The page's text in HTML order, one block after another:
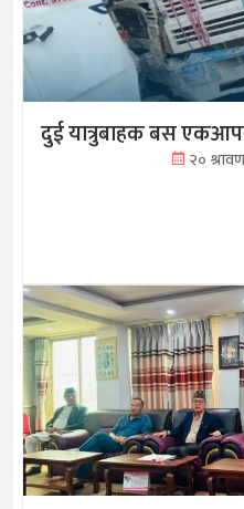
दुई यात्रुबाहक बस
२०